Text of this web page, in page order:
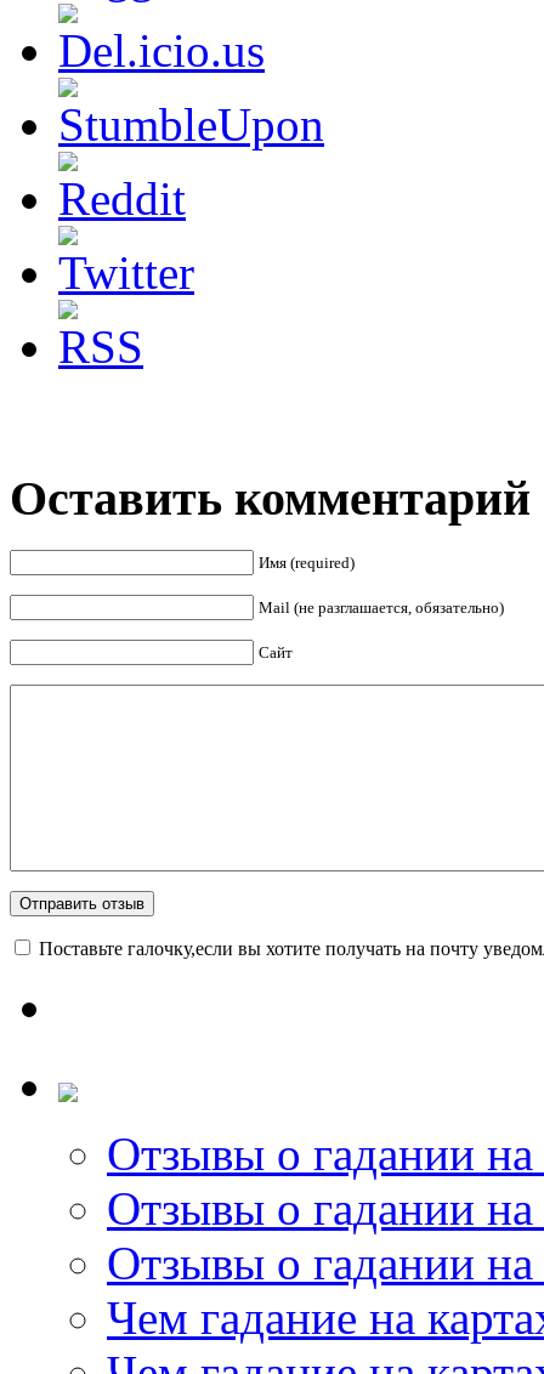
Оставить комментарий
Имя (required)
Mail (не разглашается, обязательно)
Сайт
Поставьте галочку,если вы хотите получать на почту
Отзывы о гадании на
Отзывы о гадании на
Отзывы о гадании на
Чем гадание на